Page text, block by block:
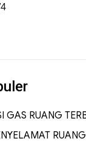
GAS RUANG